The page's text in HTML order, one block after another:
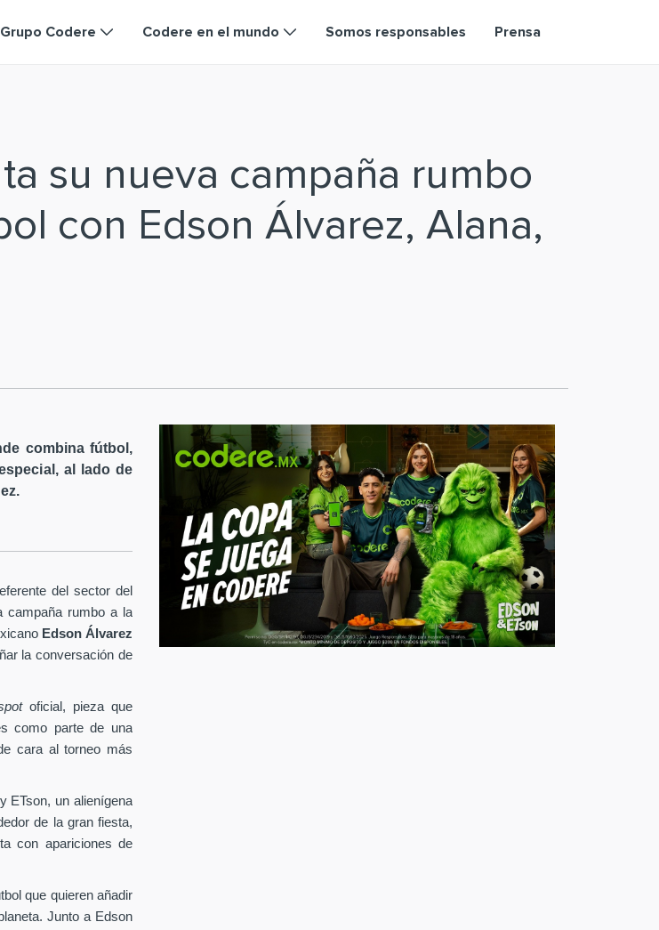
Grupo Codere Codere en el mundo Somos responsables Prensa
su nueva campaña rumbo
con Edson Álvarez, Alana,
combina fútbol,
al lado de
del sector del
campaña rumbo a la
Edson Álvarez
la conversación de
oficial, pieza que
como parte de una
cara al torneo más
ETson, un alienígena
de la gran fiesta,
con apariciones de
que quieren añadir
Junto a Edson